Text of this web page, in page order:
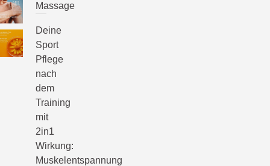
Massage
Deine
Sport
Pflege
nach
dem
Training
mit
2in1
Wirkung:
Muskelentspannung